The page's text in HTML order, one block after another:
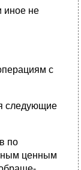
иное не
с
следующие
по
ценным